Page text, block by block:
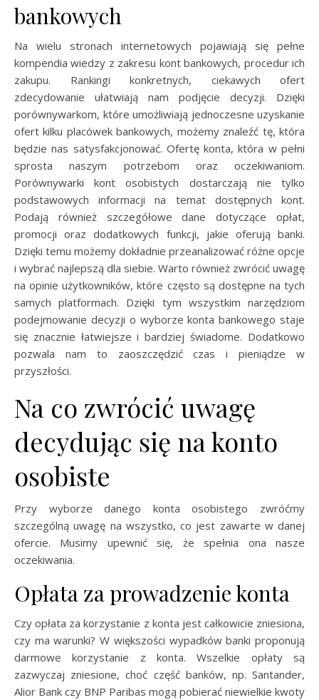
bankowych
Na wielu stronach internetowych pojawiają się pełne
kompendia wiedzy z zakresu kont bankowych, procedur ich
zakupu. Rankingi konkretnych, ciekawych ofert
zdecydowanie ułatwiają nam podjęcie decyzji. Dzięki
porównywarkom, które umożliwiają jednoczesne uzyskanie
ofert kilku placówek bankowych, możemy znaleźć tę, która
będzie nas satysfakcjonować. Ofertę konta, która w pełni
sprosta naszym potrzebom oraz oczekiwaniom.
Porównywarki kont osobistych dostarczają nie tylko
podstawowych informacji na temat dostępnych kont.
Podają również szczegółowe dane dotyczące opłat,
promocji oraz dodatkowych funkcji, jakie oferują banki.
Dzięki temu możemy dokładnie przeanalizować różne opcje
i wybrać najlepszą dla siebie. Warto również zwrócić uwagę
na opinie użytkowników, które często są dostępne na tych
samych platformach. Dzięki tym wszystkim narzędziom
podejmowanie decyzji o wyborze konta bankowego staje
się znacznie łatwiejsze i bardziej świadome. Dodatkowo
pozwala nam to zaoszczędzić czas i pieniądze w
przyszłości.
Na co zwrócić uwagę
decydując się na konto
osobiste
Przy wyborze danego konta osobistego zwróćmy
szczególną uwagę na wszystko, co jest zawarte w danej
ofercie. Musimy upewnić się, że spełnia ona nasze
oczekiwania.
Opłata za prowadzenie konta
Czy opłata za korzystanie z konta jest całkowicie zniesiona,
czy ma warunki? W większości wypadków banki proponują
darmowe korzystanie z konta. Wszelkie opłaty są
zazwyczaj zniesione, choć część banków, np. Santander,
Alior Bank czy BNP Paribas mogą pobierać niewielkie kwoty